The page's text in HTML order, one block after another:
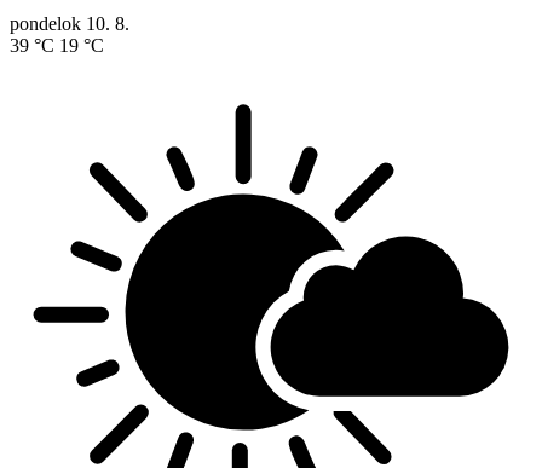
pondelok 10. 8.
39 °C 19 °C